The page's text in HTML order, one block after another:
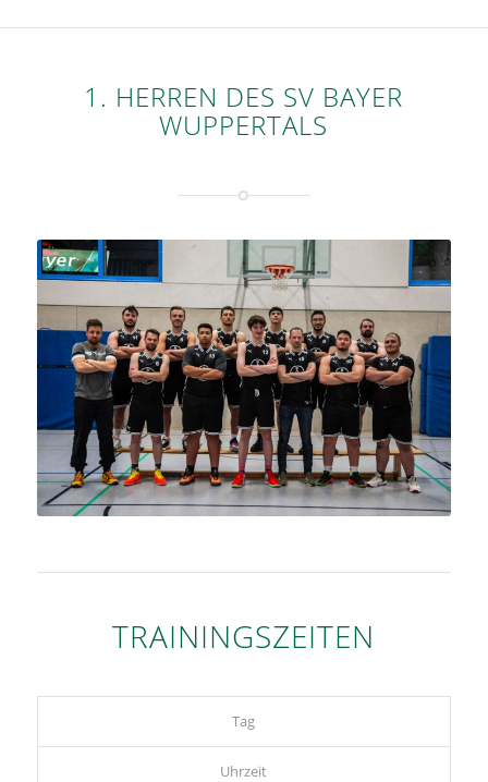
1. HERREN DES SV BAYER
WUPPERTALS
TRAININGSZEITEN
Tag
Uhrzeit